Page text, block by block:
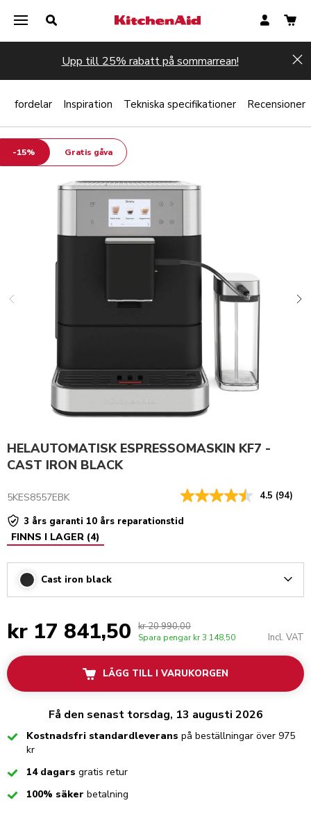
Upp till 25% rabatt på sommarrean!
-15% Gratis gåva
HELAUTOMATISK ESPRESSOMASKIN KF7 -
CAST IRON BLACK
5KES8557EBK 4.5 (94)
3 års garanti 10 års reparationstid
FINNS I LAGER (4)
Cast iron black
kr 17 841,50 kr 20 990,00
Spara pengar kr 3 148,50 Incl. VAT
LÄGG TILL I VARUKORGEN
Få den senast torsdag, 13 augusti 2026
CheckedKostnadsfri standardleverans på beställningar över 975
kr
Checked14 dagars gratis retur
Checked100% säker betalning
fordelar Inspiration Tekniska specifikationer Recensioner